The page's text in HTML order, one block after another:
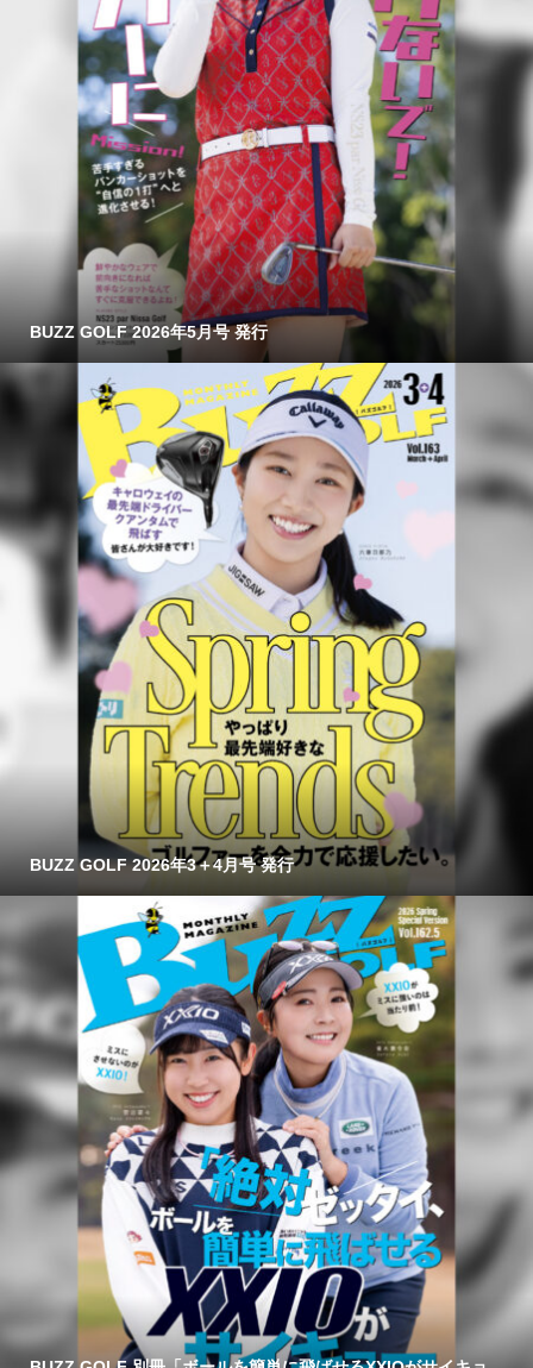
BUZZ GOLF 2026年5月号 発行
BUZZ GOLF 2026年3＋4月号 発行